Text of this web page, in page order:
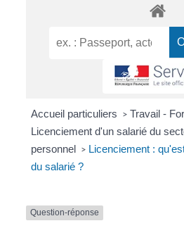
Accueil particuliers > Travail -
Licenciement d'un salarié du
personnel > Licenciement :
du salarié ?
Question-réponse